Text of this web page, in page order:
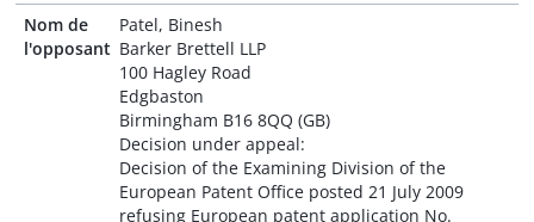
Nom de
l'opposant
Patel, Binesh
Barker Brettell LLP
100 Hagley Road
Edgbaston
Birmingham B16 8QQ (GB)
Decision under appeal:
Decision of the Examining Division of the
European Patent Office posted 21 July 2009
refusing European patent application No.